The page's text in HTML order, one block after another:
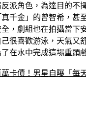
派角色，為達目的不
千金」的曾智希，甚
，劇組也在拍攝當下
很喜歡游泳，天氣又
在水中完成這場重頭
萬卡債！男星自曝「每